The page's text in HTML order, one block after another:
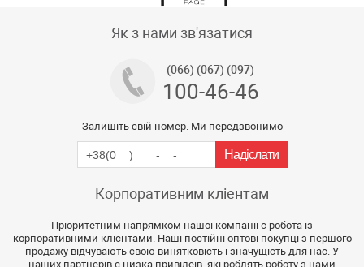
Як з нами зв'язатися
(066) (067) (097)
100-46-46
Залишіть свій номер. Ми передзвонимо
Корпоративним кліентам
Пріоритетним напрямком нашої компанії є робота із
корпоративними клієнтами. Наші постійні оптові покупці з першого
продажу відчувають свою винятковість і значущість для нас. У
наших партнерів є низка привілеїв, які роблять роботу з нами